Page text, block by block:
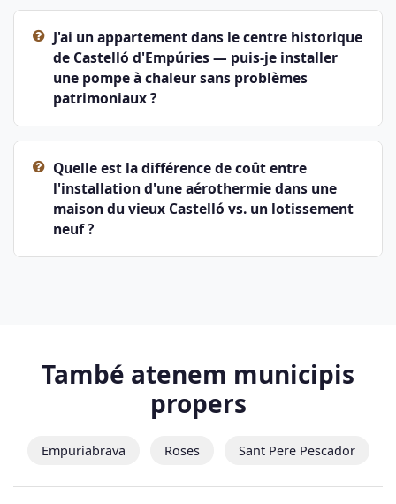
J'ai un appartement dans le centre historique
de Castelló d'Empúries — puis-je installer
une pompe à chaleur sans problèmes
patrimoniaux ?
Quelle est la différence de coût entre
l'installation d'une aérothermie dans une
maison du vieux Castelló vs. un lotissement
neuf ?
També atenem municipis
propers
Empuriabrava Roses Sant Pere Pescador